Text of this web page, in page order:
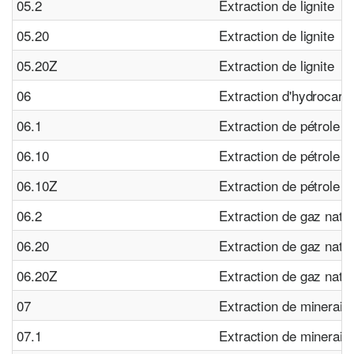
05.2
Extraction de lignite
05.20
Extraction de lignite
05.20Z
Extraction de lignite
06
Extraction
06.1
Extraction de pétrole
06.10
Extraction de pétrole
06.10Z
Extraction de pétrole
06.2
Extraction de gaz
06.20
Extraction de gaz
06.20Z
Extraction de gaz
07
Extraction de
07.1
Extraction de